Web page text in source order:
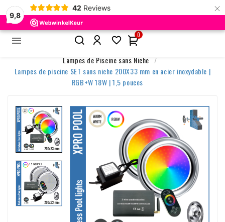
9,8
42 Reviews ×
 
0
Accueil
Éclairage de Piscine
Lampes de Piscine sans Niche
Lampes de piscine SET sans niche 200X33 mm en acier inoxydable |
RGB+W 18W | 1,5 pouces
-7%